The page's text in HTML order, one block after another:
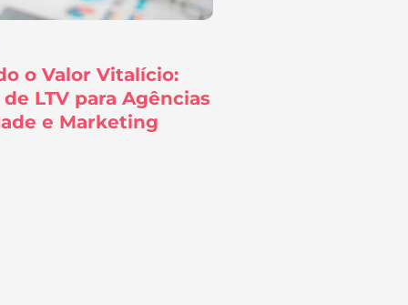
o Valor Vitalício:
LTV para Agências
e Marketing